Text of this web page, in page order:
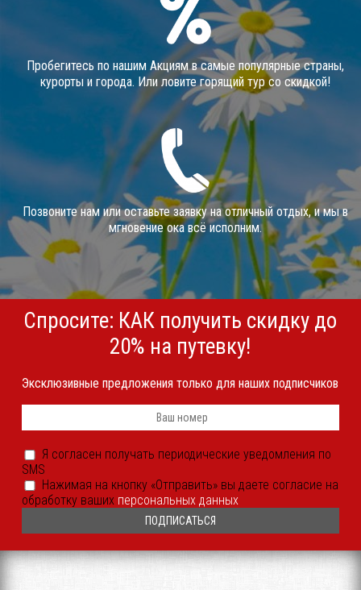
Пробегитесь по нашим Акциям в самые популярные страны,
курорты и города. Или ловите горящий тур со скидкой!
Позвоните нам или оставьте заявку на отличный отдых, и мы в
мгновение ока всё исполним.
Спросите: КАК получить скидку до
20% на путевку!
Эксклюзивные предложения только для наших подписчиков
Телефон
*
согласен
получать
периодические
уведомления
SMS
иным
способом
*
Я согласен получать периодические уведомления по
SMS
Согласие
на
обработку
*
Нажимая на кнопку «Отправить» вы даете согласие на
обработку ваших персональных данных